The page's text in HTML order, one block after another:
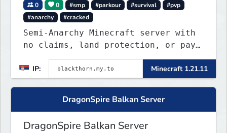
0 0 #smp #parkour #survival
#pvp
#anarchy
#cracked
Semi-Anarchy Minecraft server with
no claims, land protection, or pay-
to-win. Build, raid, survive, and
shape a world driven by players.
Version 1.21.11 with Simple Voice
Chat, weekly events, active
Discord, and fair gameplay. No
IP: Minecraft 1.21.11
DragonSpire Balkan Server
DragonSpire Balkan Server